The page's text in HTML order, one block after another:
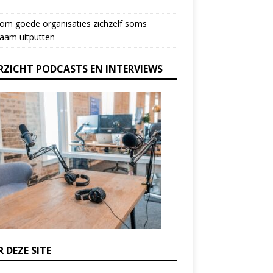
goede organisaties zichzelf soms
uitputten
PODCASTS EN INTERVIEWS
DEZE SITE